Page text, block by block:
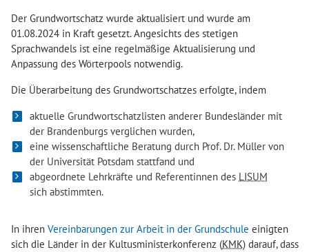
Der Grundwortschatz wurde aktualisiert und wurde am
01.08.2024 in Kraft gesetzt. Angesichts des stetigen
Sprachwandels ist eine regelmäßige Aktualisierung und
Anpassung des Wörterpools notwendig.
Die Überarbeitung des Grundwortschatzes erfolgte, indem
aktuelle Grundwortschatzlisten anderer Bundesländer mit
der Brandenburgs verglichen wurden,
eine wissenschaftliche Beratung durch Prof. Dr. Müller von
der Universität Potsdam stattfand und
abgeordnete Lehrkräfte und Referentinnen des LISUM
sich abstimmten.
In ihren Vereinbarungen zur Arbeit in der Grundschule einigten
sich die Länder in der Kultusministerkonferenz (KMK) darauf, dass